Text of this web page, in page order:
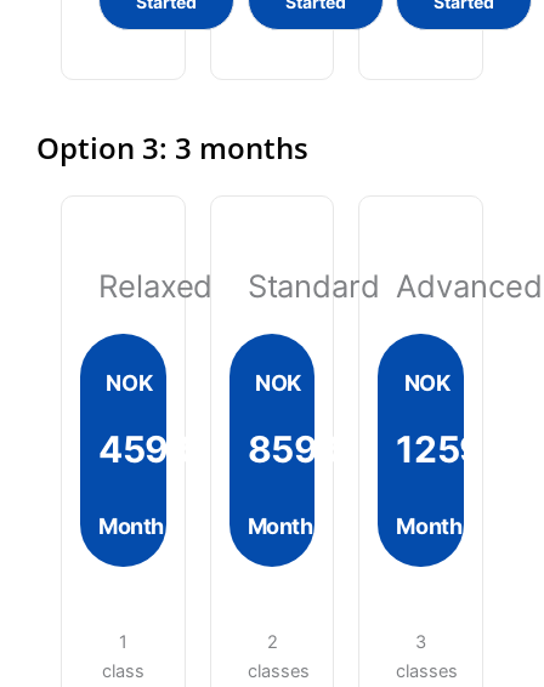
Option 3: 3 months
Relaxed
NOK
4599
Month
1
class
Standard
NOK
8599
Month
2
classes
Advanced
NOK
12599
Month
3
classes